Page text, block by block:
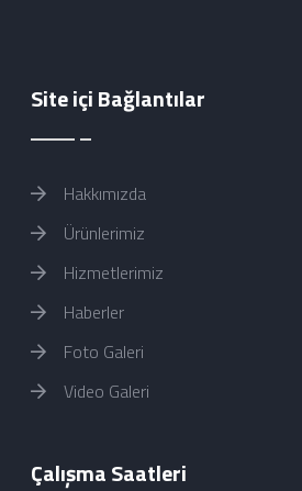
Site içi Bağlantılar
Hakkımızda
Ürünlerimiz
Hizmetlerimiz
Haberler
Foto Galeri
Video Galeri
Çalışma Saatleri